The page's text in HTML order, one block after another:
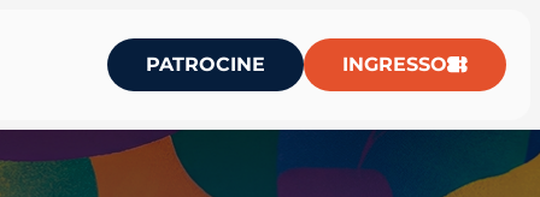
PATROCINE INGRESSO